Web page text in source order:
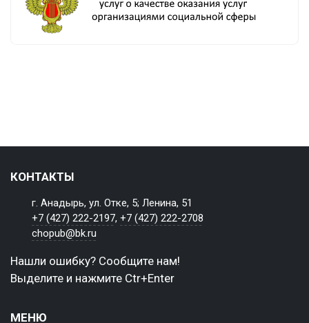
КОНТАКТЫ
г. Анадырь, ул. Отке, 5; Ленина, 51
+7 (427) 222-2197,+7 (427) 222-2708
chopub@bk.ru
Нашли ошибку? Сообщите нам!
Выделите и нажмите Ctr+Enter
МЕНЮ